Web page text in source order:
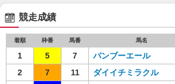
競走成績
着順 枠番 馬番 馬名
1 5 7 バンブーエール
2
7 11 ダイイチミラクル